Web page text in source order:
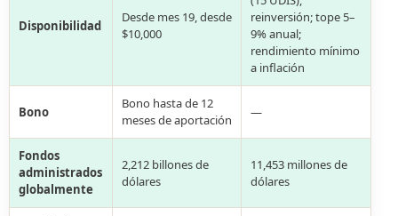
Disponibilidad
Desde mes 19, desde
$10,000
reinversión; tope 5–
9% anual;
rendimiento mínimo
a inflación
Bono
Bono hasta de 12
meses de aportación
—
Fondos
administrados
globalmente
2,212 billones de
dólares
11,453 millones de
dólares